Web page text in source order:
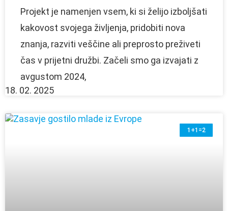
Projekt je namenjen vsem, ki si želijo izboljšati
kakovost svojega življenja, pridobiti nova
znanja, razviti veščine ali preprosto preživeti
čas v prijetni družbi. Začeli smo ga izvajati z
avgustom 2024,
18. 02. 2025
1+1=2